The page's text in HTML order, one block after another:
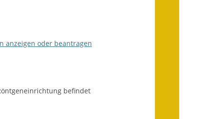
Notfallplanung
Schadensmeldung
anzeigen oder beantragen
befindet